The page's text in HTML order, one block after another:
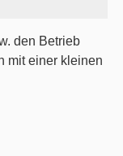
den Betrieb
mit einer kleinen